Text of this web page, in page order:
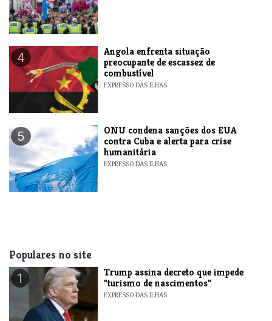
4
Angola enfrenta situação
preocupante de escassez de
combustível
EXPRESSO DAS ILHAS
5
ONU condena sanções dos EUA
contra Cuba e alerta para crise
humanitária
EXPRESSO DAS ILHAS
Populares no site
1
Trump assina decreto que impede
"turismo de nascimentos"
EXPRESSO DAS ILHAS